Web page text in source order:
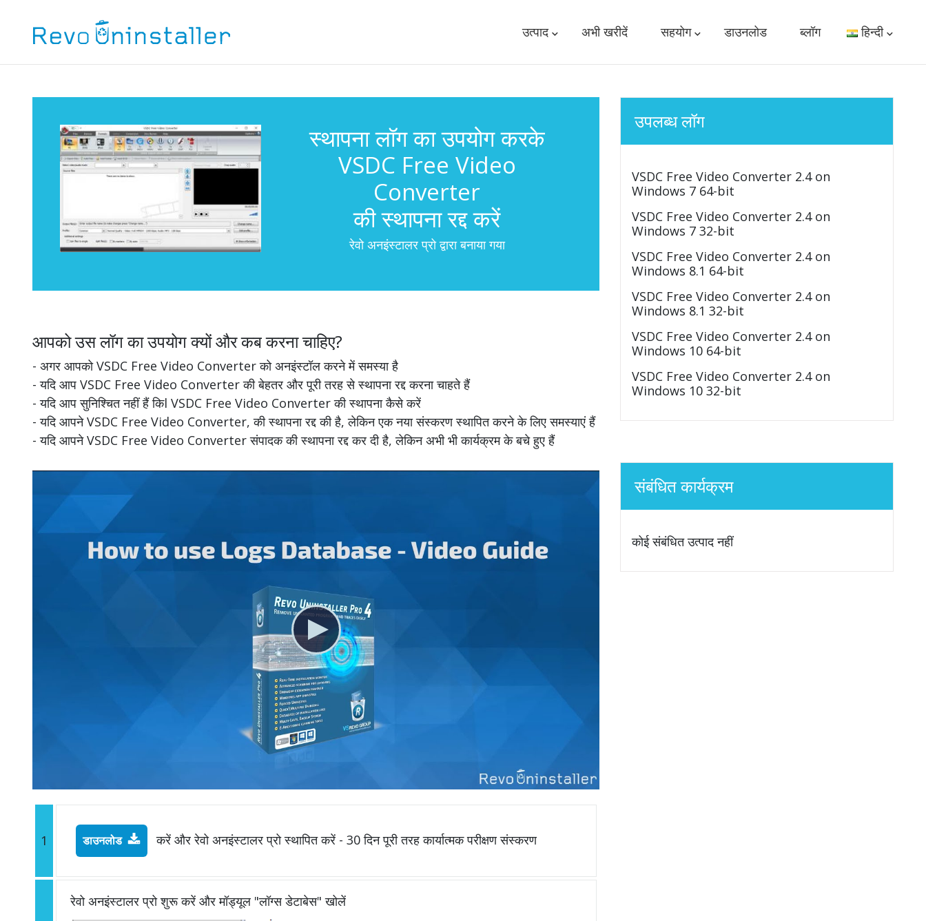
उत्पाद अभी खरीदें सहयोग डाउनलोड ब्लॉग हिन्दी
स्थापना लॉग का उपयोग करके
VSDC Free Video
Converter
की स्थापना रद्द करें
रेवो अनइंस्टालर प्रो द्वारा बनाया गया
आपको उस लॉग का उपयोग क्यों और कब करना चाहिए?
- अगर आपको VSDC Free Video Converter को अनइंस्टॉल करने में समस्या है
- यदि आप VSDC Free Video Converter की बेहतर और पूरी तरह से स्थापना रद्द करना चाहते हैं
- यदि आप सुनिश्चित नहीं हैं किl VSDC Free Video Converter की स्थापना कैसे करें
- यदि आपने VSDC Free Video Converter, की स्थापना रद्द की है, लेकिन एक नया संस्करण स्थापित करने के लिए समस्याएं हैं
- यदि आपने VSDC Free Video Converter संपादक की स्थापना रद्द कर दी है, लेकिन अभी भी कार्यक्रम के बचे हुए हैं
1 डाउनलोड करें और रेवो अनइंस्टालर प्रो स्थापित करें - 30 दिन पूरी तरह कार्यात्मक परीक्षण संस्करण
रेवो अनइंस्टालर प्रो शुरू करें और मॉड्यूल "लॉग्स डेटाबेस" खोलें
उपलब्ध लॉग
VSDC Free Video Converter 2.4 on
Windows 7 64-bit
VSDC Free Video Converter 2.4 on
Windows 7 32-bit
VSDC Free Video Converter 2.4 on
Windows 8.1 64-bit
VSDC Free Video Converter 2.4 on
Windows 8.1 32-bit
VSDC Free Video Converter 2.4 on
Windows 10 64-bit
VSDC Free Video Converter 2.4 on
Windows 10 32-bit
संबंधित कार्यक्रम
कोई संबंधित उत्पाद नहीं